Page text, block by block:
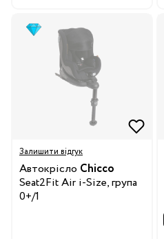
Залишити відгук
Автокрісло Chicco
Seat2Fit Air i-Size, група
0+/1